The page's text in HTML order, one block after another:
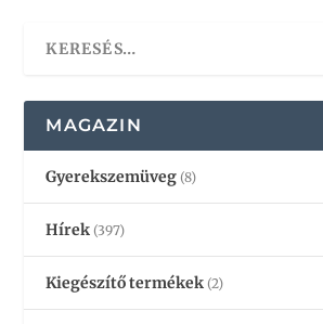
MAGAZIN
Gyerekszemüveg (8)
Hírek (397)
Kiegészítő termékek (2)